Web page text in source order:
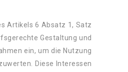
Artikels 6 Absatz 1, Satz
Gestaltung und
ein, um die Nutzung
Diese Interessen